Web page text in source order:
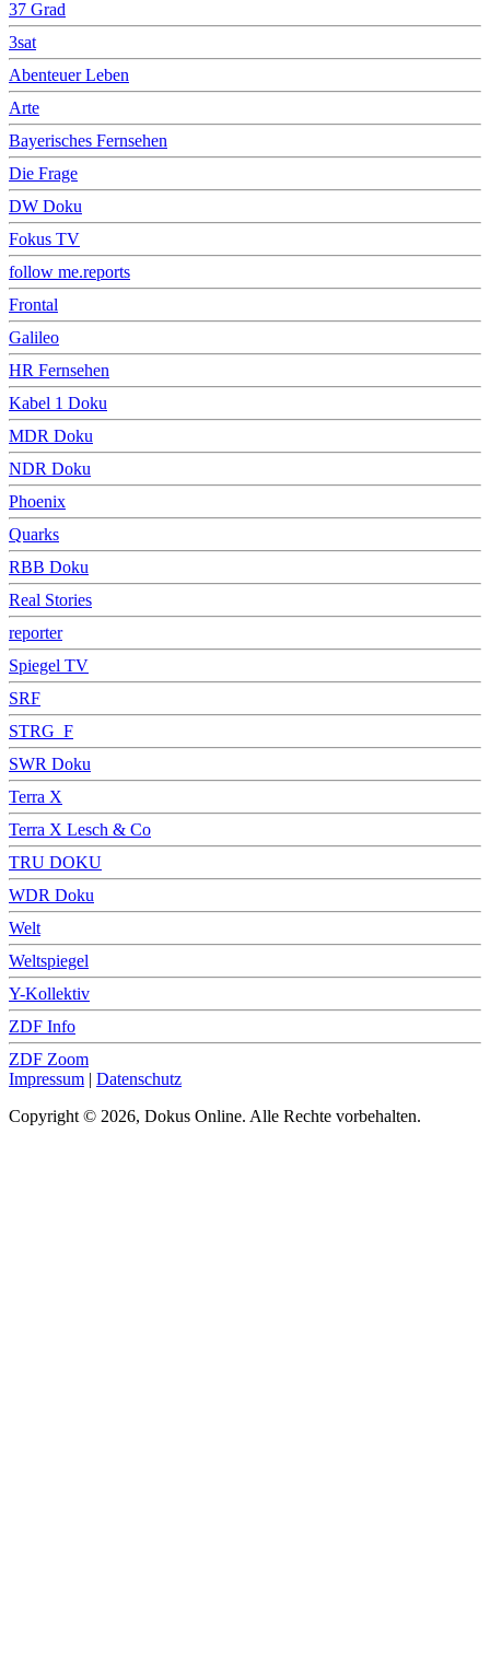
37 Grad
3sat
Abenteuer Leben
Arte
Bayerisches Fernsehen
Die Frage
DW Doku
Fokus TV
follow me.reports
Frontal
Galileo
HR Fernsehen
Kabel 1 Doku
MDR Doku
NDR Doku
Phoenix
Quarks
RBB Doku
Real Stories
reporter
Spiegel TV
SRF
STRG_F
SWR Doku
Terra X
Terra X Lesch & Co
TRU DOKU
WDR Doku
Welt
Weltspiegel
Y-Kollektiv
ZDF Info
ZDF Zoom
Impressum | Datenschutz
Copyright © 2026, Dokus Online. Alle Rechte vorbehalten.